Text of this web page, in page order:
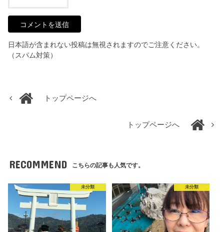
日本語が含まれない投稿は無視されますのでご注意ください。
（スパム対策）
トップページへ
トップページへ
RECOMMEND こちらの記事も人気です。
未分類 未分類